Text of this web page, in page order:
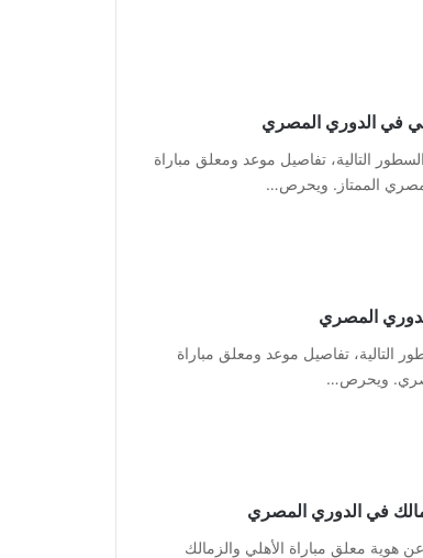
في الدوري المصري
التالية، تفاصيل موعد ومعلق مباراة
الممتاز. ويحرص…
المصري
التالية، تفاصيل موعد ومعلق مباراة
ويحرص…
في الدوري المصري
هوية معلق مباراة الأهلي والزمالك